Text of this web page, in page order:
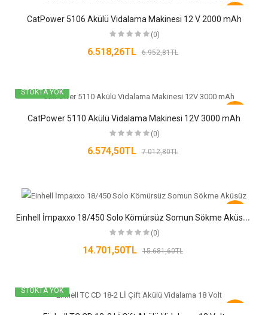
CatPower 5106 Akülü Vidalama Makinesi 12 V 2000 mAh
(0)
6.518,26TL 6.952,81TL
STOKTA YOK
CatPower 5110 Akülü Vidalama Makinesi 12V 3000 mAh
(0)
6.574,50TL 7.012,80TL
E
inhell İmpaxxo 18/450 Solo Kömürsüz Somun Sökme Aküsüz
(0)
14.701,50TL 15.681,60TL
STOKTA YOK